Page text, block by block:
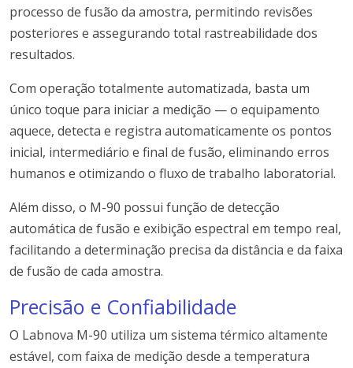
processo de fusão da amostra, permitindo revisões
posteriores e assegurando total rastreabilidade dos
resultados.
Com operação totalmente automatizada, basta um
único toque para iniciar a medição — o equipamento
aquece, detecta e registra automaticamente os pontos
inicial, intermediário e final de fusão, eliminando erros
humanos e otimizando o fluxo de trabalho laboratorial.
Além disso, o M-90 possui função de detecção
automática de fusão e exibição espectral em tempo real,
facilitando a determinação precisa da distância e da faixa
de fusão de cada amostra.
Precisão e Confiabilidade
O Labnova M-90 utiliza um sistema térmico altamente
estável, com faixa de medição desde a temperatura